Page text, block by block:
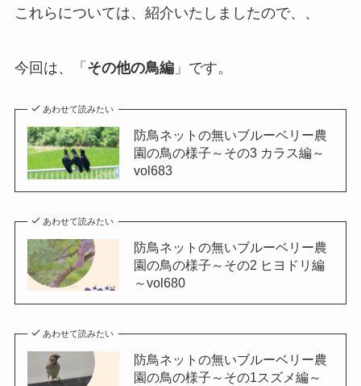
これらについては、紹介いたしましたので、、
今回は、「 その他の鳥編」です。
あわせて読みたい
防鳥ネットの無いブルーベリー農
園の鳥の様子～その3 カラス編～
vol683
あわせて読みたい
防鳥ネットの無いブルーベリー農
園の鳥の様子～その2 ヒヨドリ編
～vol680
あわせて読みたい
防鳥ネットの無いブルーベリー農
園の鳥の様子～その1スズメ編～